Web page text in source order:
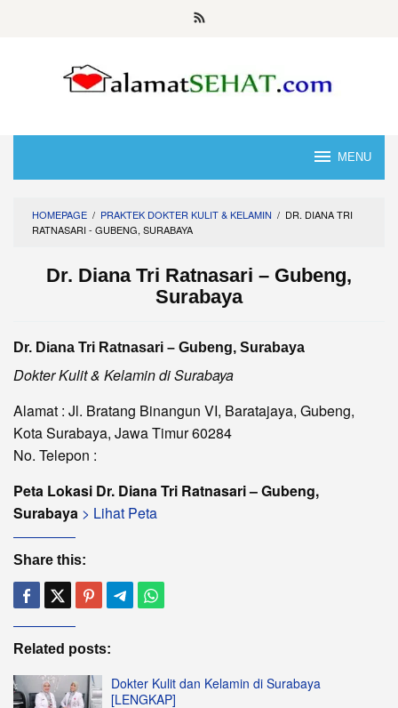
MENU
HOMEPAGE / PRAKTEK DOKTER KULIT & KELAMIN / DR. DIANA TRI
RATNASARI - GUBENG, SURABAYA
Dr. Diana Tri Ratnasari – Gubeng,
Surabaya
Dr. Diana Tri Ratnasari – Gubeng, Surabaya
Dokter Kulit & Kelamin di Surabaya
Alamat : Jl. Bratang Binangun VI, Baratajaya, Gubeng,
Kota Surabaya, Jawa Timur 60284
No. Telepon :
Peta Lokasi Dr. Diana Tri Ratnasari – Gubeng,
Surabaya > Lihat Peta
Share this:
Related posts:
Dokter Kulit dan Kelamin di Surabaya
[LENGKAP]